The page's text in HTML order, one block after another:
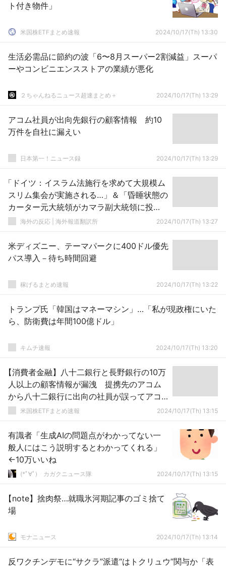
ト付き物件」
米国株ETFまとめ速報 2024/10/17(Th) 13:30
生活必需品に節約の波「6〜8月スーパー2割減益」スーパ
ーやコンビニエンスストアの業績が悪化
２ちゃんねるニュース超速まとめ＋ 2024/10/17(Th) 13:29
アコム社員が出向先銀行の顧客情報 約10
万件を自社に漏えい
日本第一！ニュース録 2024/10/17(Th) 13:29
「ドイツ：イスラム法施行を求めて大規模ム
スリム集会が実施される…」＆「昏睡状態の
カーター元大統領がカマラ副大統領に投
票？」など…[海外のミニ反応]
海外の反応 | 海外報道翻訳所 2024/10/17(Th) 13:27
米ディズニー、テーマパークに400ドル優先
パス導入－待ち時間回避
稼げるまとめ速報 2024/10/17(Th) 13:22
トランプ氏「韓国はマネーマシン」…「私が現政権にいた
ら、防衛費は年間100億ドル」
キムチ速報 2024/10/17(Th) 13:20
【消費者金融】八十二銀行と長野銀行の10万
人以上の顧客情報が漏洩 提携先のアコム
から八十二銀行に出向の社員が誤ってアコ
ムにメール
米国株ETFまとめ速報 2024/10/17(Th) 13:15
有識者「生成AIの問題点がわかってない一
般人にはこう説明するとわかってくれる」
←10万いいね
(*ﾟ∀ﾟ)ゞカガクニュース隊 2024/10/17(Th) 13:15
【note】捨肉祭…就職氷河期記事のゴミ捨て
場
モナニュース 2024/10/17(Th) 13:14
反ワクチンデモに“サクラ”派遣“はトクリュウ”関与か「表